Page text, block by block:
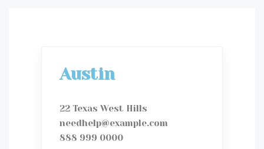
Austin
22 Texas West Hills
needhelp@example.com
888 999 0000